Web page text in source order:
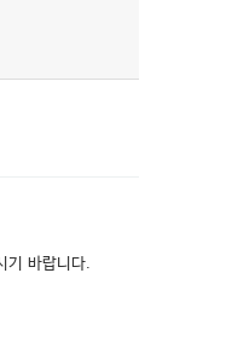
기 바랍니다.